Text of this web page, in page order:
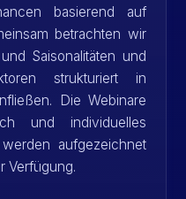
basierend auf
betrachten wir
Saisonalitäten und
strukturiert in
Die Webinare
und individuelles
aufgezeichnet
Verfügung.